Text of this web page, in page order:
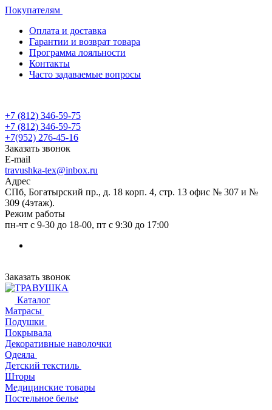
Покупателям
Оплата и доставка
Гарантии и возврат товара
Программа лояльности
Контакты
Часто задаваемые вопросы
+7 (812) 346-59-75
+7 (812) 346-59-75
+7(952) 276-45-16
Заказать звонок
E-mail
travushka-tex@inbox.ru
Адрес
СПб, Богатырский пр., д. 18 корп. 4, стр. 13 офис № 307 и №
309 (4этаж).
Режим работы
пн-чт с 9-30 до 18-00, пт с 9:30 до 17:00
Заказать звонок
Каталог
Матрасы
Подушки
Покрывала
Декоративные наволочки
Одеяла
Детский текстиль
Шторы
Медицинские товары
Постельное белье